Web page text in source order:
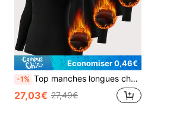
Économiser 0,46€
-1% Top manches longues chaud, unicolore, de vêtements de sport pour femmes. Sous-vêtement thermique et douillet à manches longues avec doublure thermique. T-shirt de yoga. Idéal pour l'automne/hiver, le ski et la randonnée en extérieur
27,03€ 27,49€